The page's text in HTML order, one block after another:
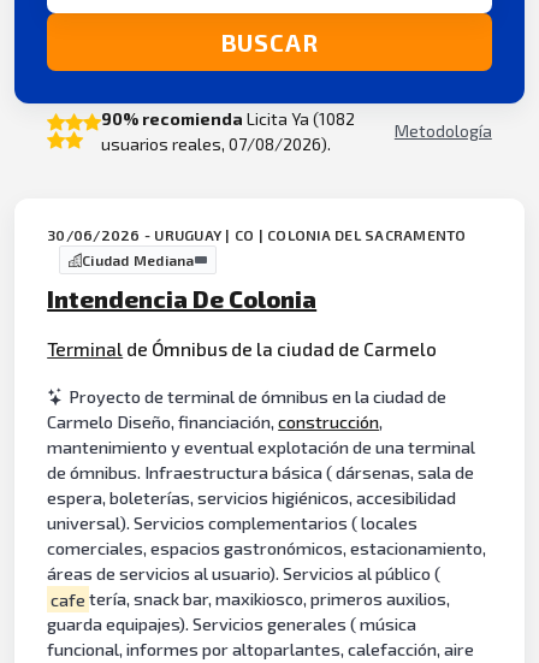
BUSCAR
90% recomienda Licita Ya (1082
usuarios reales, 07/08/2026).
Metodología
30/06/2026 - URUGUAY | CO | COLONIA DEL SACRAMENTO
Ciudad Mediana
Intendencia De Colonia
Terminal de Ómnibus de la ciudad de Carmelo
Proyecto de terminal de ómnibus en la ciudad de
Carmelo Diseño, financiación,construcción,
mantenimiento y eventual explotación de una terminal
de ómnibus. Infraestructura básica ( dársenas, sala de
espera, boleterías, servicios higiénicos, accesibilidad
universal). Servicios complementarios ( locales
comerciales, espacios gastronómicos, estacionamiento,
áreas de servicios al usuario). Servicios al público (
cafe tería, snack bar, maxikiosco, primeros auxilios,
guarda equipajes). Servicios generales ( música
funcional, informes por altoparlantes, calefacción, aire